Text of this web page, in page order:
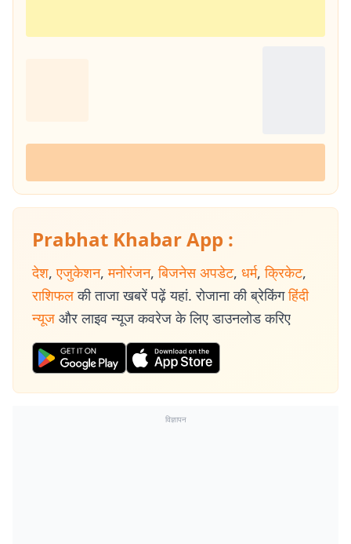
Prabhat Khabar App :
देश, एजुकेशन, मनोरंजन, बिजनेस अपडेट, धर्म, क्रिकेट,
राशिफल की ताजा खबरें पढ़ें यहां. रोजाना की ब्रेकिंग हिंदी
न्यूज और लाइव न्यूज कवरेज के लिए डाउनलोड करिए
विज्ञापन